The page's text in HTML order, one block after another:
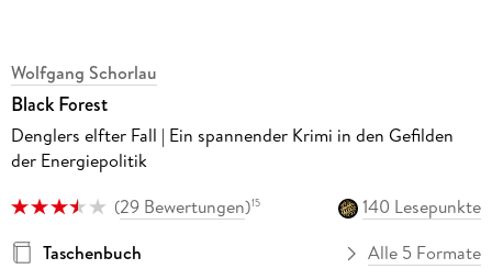
Wolfgang Schorlau
Black Forest
Denglers elfter Fall | Ein spannender Krimi in den Gefilden
der Energiepolitik
(29 Bewertungen)15
140 Lesepunkte
Taschenbuch
Alle 5 Formate